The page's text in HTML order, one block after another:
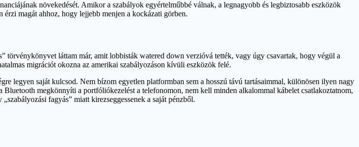
növekedését. Amikor a szabályok egyértelműbbé válnak, a legnagyobb és legbiztosabb eszközök
magát ahhoz, hogy lejjebb menjen a kockázati görben.
törvénykönyvet láttam már, amit lobbisták watered down verzióvá tették, vagy úgy csavartak, hogy végül a
migrációt okozna az amerikai szabályozáson kívüli eszközök felé.
legyen saját kulcsod. Nem bízom egyetlen platformban sem a hosszú távú tartásaimmal, különösen ilyen nagy
Bluetooth megkönnyíti a portfóliókezelést a telefonomon, nem kell minden alkalommal kábelet csatlakoztatnom,
fagyás” miatt kirezseggessenek a saját pénzből.